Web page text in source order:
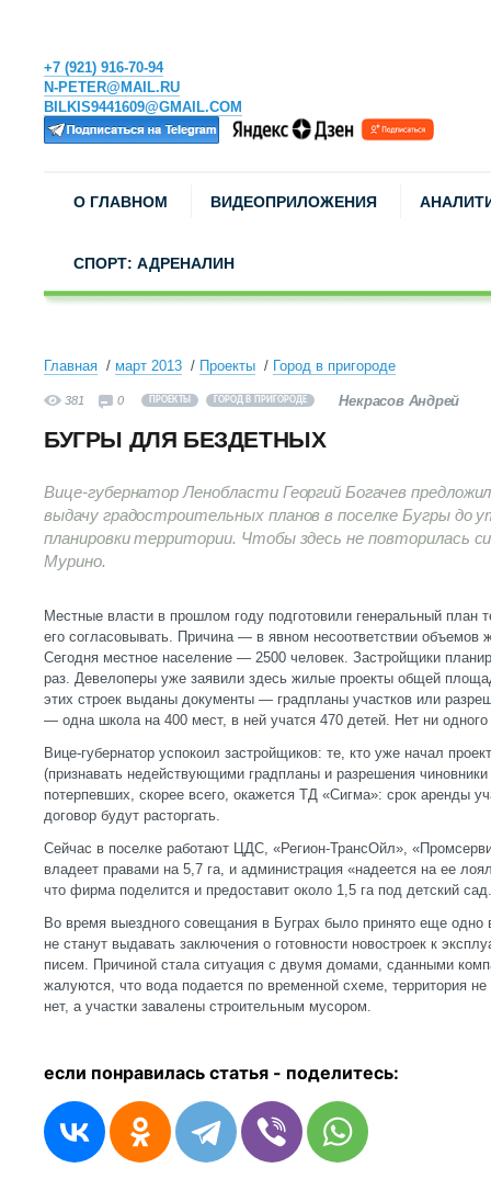
+7 (921) 916-70-94
N-PETER@MAIL.RU
BILKIS9441609@GMAIL.COM
О ГЛАВНОМ ВИДЕОПРИЛОЖЕНИЯ
СПОРТ: АДРЕНАЛИН
Главная март 2013 Проекты Город в пригороде
381 0 ПРОЕКТЫ ГОРОД В ПРИГОРОДЕ Некрасов Андрей
БУГРЫ ДЛЯ БЕЗДЕТНЫХ
Вице-губернатор Ленобласти Георгий Богачев
выдачу градостроительных планов в поселке Бугры до
планировки территории. Чтобы здесь не повторилась
Мурино.
Местные власти в прошлом году подготовили генеральный план
его согласовывать. Причина — в явном несоответствии объемов
Сегодня местное население — 2500 человек. Застройщики
раз. Девелоперы уже заявили здесь жилые проекты общей
этих строек выданы документы — градпланы участков или
— одна школа на 400 мест, в ней учатся 470 детей. Нет ни одного
Вице-губернатор успокоил застройщиков: те, кто уже начал
(признавать недействующими градпланы и разрешения
потерпевших, скорее всего, окажется ТД «Сигма»: срок аренды
договор будут расторгать.
Сейчас в поселке работают ЦДС, «Регион-ТрансОйл»,
владеет правами на 5,7 га, и администрация «надеется на ее
что фирма поделится и предоставит около 1,5 га под детский сад.
Во время выездного совещания в Буграх было принято еще одно
не станут выдавать заключения о готовности новостроек к
писем. Причиной стала ситуация с двумя домами, сданными
жалуются, что вода подается по временной схеме, территория
нет, а участки завалены строительным мусором.
если понравилась статья - поделитесь: